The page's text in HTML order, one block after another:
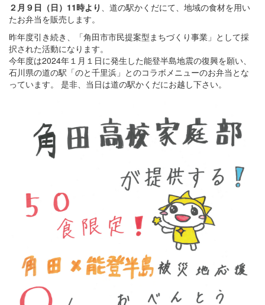
２月９日（日）11時より
、道の駅かくだにて、地域の食材を用い
たお弁当を販売します。
昨年度引き続き、「角田市市民提案型まちづくり事業」として採
択された活動になります。
今年度は2024年１月１日に発生した能登半島地震の復興を願い、
石川県の道の駅「のと千里浜」とのコラボメニューのお弁当とな
っています。 是非、当日は道の駅かくだにお越し下さい。